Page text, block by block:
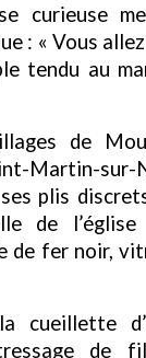
curieuse
: « Vous
tendu au
de
Martin-
plis
de l’église
de fer noir,
cueillette
de